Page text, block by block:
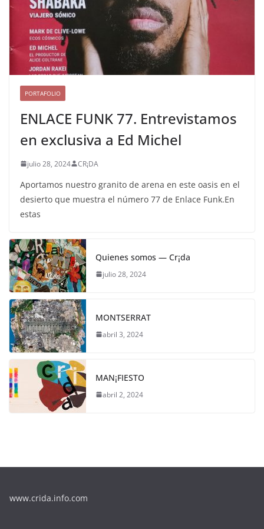
PORTAFOLIO
ENLACE FUNK 77. Entrevistamos
en exclusiva a Ed Michel
julio 28, 2024 CR¡DA
Aportamos nuestro granito de arena en este oasis en el
desierto que muestra el número 77 de Enlace Funk.En
estas
Quienes somos — Cr¡da
julio 28, 2024
MONTSERRAT
abril 3, 2024
MAN¡FIESTO
abril 2, 2024
www.crida.info.com